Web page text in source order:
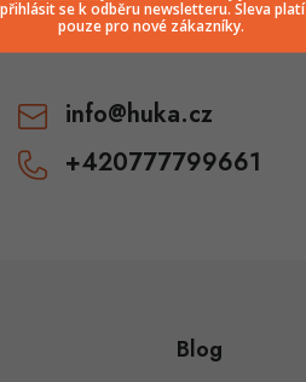
info@huka.cz
+420777799661
Blog
přihlásit se k odběru newsletteru. Sleva platí
pouze pro nové zákazníky.